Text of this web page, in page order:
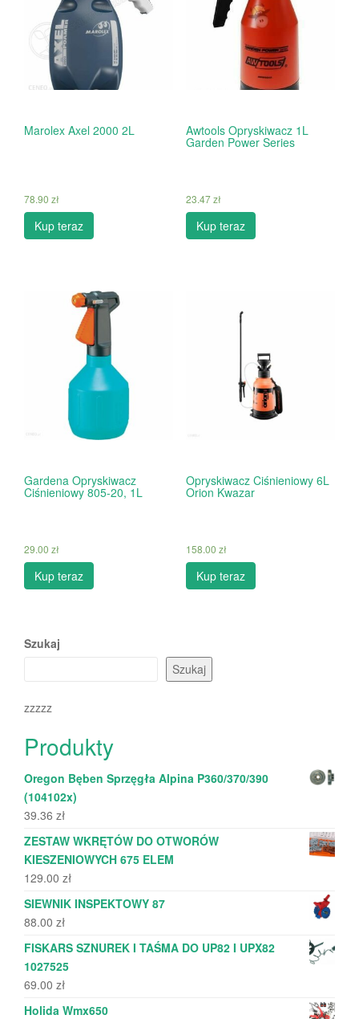
Marolex Axel 2000 2L
78.90 zł
Kup teraz
Awtools Opryskiwacz 1L
Garden Power Series
23.47zł
Kup teraz
Gardena Opryskiwacz
Ciśnieniowy 805-20, 1L
29.00 zł
Kup teraz
Opryskiwacz Ciśnieniowy 6L
Orion Kwazar
158.00 zł
Kup teraz
Szukaj
Szukaj
zzzzz
Produkty
Oregon Bęben Sprzęgła Alpina P360/370/390
(104102x)
39.36 zł
ZESTAW WKRĘTÓW DO OTWORÓW
KIESZENIOWYCH 675 ELEM
129.00 zł
SIEWNIK INSPEKTOWY 87
88.00 zł
FISKARS SZNUREK I TAŚMA DO UP82 I UPX82
1027525
69.00 zł
Holida Wmx650